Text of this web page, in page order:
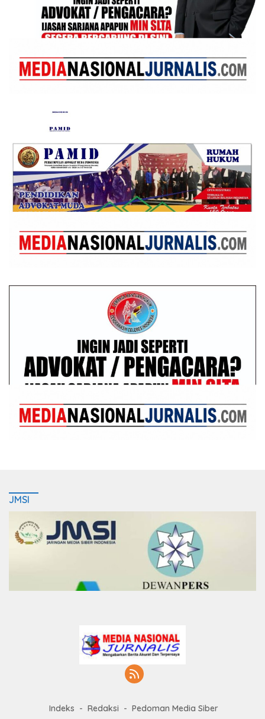
JMSI
Indeks Redaksi Pedoman Media Siber